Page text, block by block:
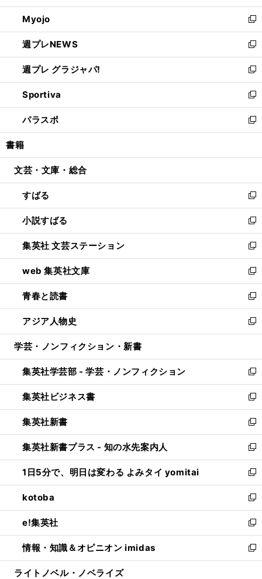
開
く
ウ
で
開
く
ン
ド
ウ
で
開
く
ウ
ィ
ン
ド
ウ
で
開
く
Myojo
新
し
い
ウ
ィ
ン
ド
ウ
で
開
週プレNEWS
新
し
い
ウ
ィ
ン
ド
ウ
開
週プレ グラジャパ!
新
し
い
ウ
ィ
ン
ウ
開
く
Sportiva
新
し
い
ウ
ン
ウ
で
開
く
パラスポ
新
し
ウ
ン
ド
ウ
で
開
く
書籍
文芸・文庫・総合
すばる
新
し
い
ウ
ィ
ン
ド
ウ
で
開
く
小説すばる
新
し
い
ウ
ィ
ン
ド
ウ
で
開
集英社 文芸ステーション
新
し
い
ウ
ィ
ン
ド
ウ
開
く
web 集英社文庫
新
し
い
ウ
ィ
ン
ウ
で
開
く
青春と読書
新
し
い
ウ
ン
ド
ウ
で
開
く
アジア人物史
新
し
ウ
ィ
ン
ド
ウ
で
開
く
学芸・ノンフィクション・新書
集英社学芸部 - 学芸・ノンフィクション
新
し
い
ウ
ィ
ン
ド
ウ
で
開
く
集英社ビジネス書
新
し
い
ウ
ィ
ン
ド
ウ
で
開
く
集英社新書
新
し
い
ウ
ィ
ン
ド
ウ
で
開
く
集英社新書プラス - 知の水先案内人
新
し
い
ウ
ィ
ン
ド
ウ
で
開
1日5分で、明日は変わる よみタイ yomitai
新
し
い
ウ
ィ
ン
ド
ウ
kotoba
新
し
い
ウ
ィ
ン
e!集英社
新
し
い
ウ
情報・知識＆オピニオン imidas
新
し
ライトノベル・ノベライズ